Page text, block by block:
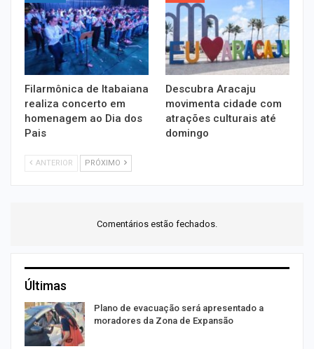
Filarmônica de Itabaiana
realiza concerto em
homenagem ao Dia dos
Pais
Descubra Aracaju
movimenta cidade com
atrações culturais até
domingo
ANTERIOR PRÓXIMO
Comentários estão fechados.
Últimas
Plano de evacuação será apresentado a
moradores da Zona de Expansão